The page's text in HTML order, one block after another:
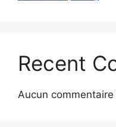
Recent
Aucun